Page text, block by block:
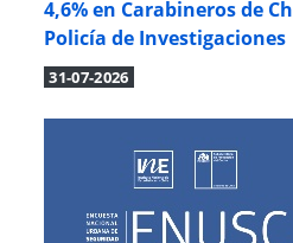
4,6% en Carabineros de
Policía de Investigaciones
31-07-2026